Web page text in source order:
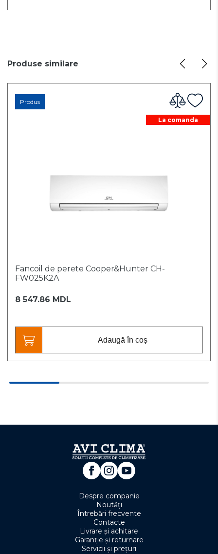
Produse similare
La comanda
Produs
Fancoil de perete Cooper&Hunter CH-
FW025K2A
8 547.86 MDL
Adaugă în coș
Despre companie
Noutăți
Întrebări frecvente
Contacte
Livrare și achitare
Garanție și returnare
Servicii și prețuri